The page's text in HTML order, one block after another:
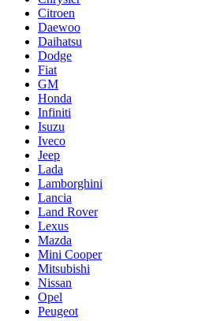
Citroen
Daewoo
Daihatsu
Dodge
Fiat
GM
Honda
Infiniti
Isuzu
Iveco
Jeep
Lada
Lamborghini
Lancia
Land Rover
Lexus
Mazda
Mini Cooper
Mitsubishi
Nissan
Opel
Peugeot